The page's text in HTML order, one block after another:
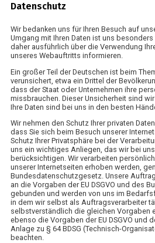
Datenschutz
Wir bedanken uns für Ihren Besuch auf
Umgang mit Ihren Daten ist uns
daher ausführlich über die Verwendung
unseres Webauftritts informieren.
Ein großer Teil der Deutschen ist beim
verunsichert, etwa ein Drittel der
dass der Staat oder Unternehmen ihre
missbrauchen. Dieser Unsicherheit sind
Ihre Daten sind bei uns in den besten
Wir nehmen den Schutz Ihrer privaten
dass Sie sich beim Besuch unserer
Schutz Ihrer Privatsphäre bei der
uns ein wichtiges Anliegen, das wir bei
berücksichtigen. Wir verarbeiten
unserer Internetseiten erhoben werden,
Bundesdatenschutzgesetz. Unsere
an die Vorgaben der EU DSGVO und des
gebunden und werden von uns im
in dem wir selbst als Auftragsverarbeiter
selbstverständlich die gleichen Vorgaben
ebenso die Vorgaben der EU DSGVO und
Anlage zu § 64 BDSG (Technisch-
beachten.